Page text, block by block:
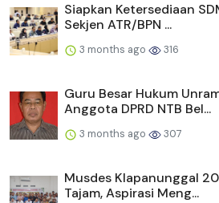
Siapkan Ketersediaan
Sekjen ATR/BPN ...
3 months ago 316
Guru Besar Hukum
Anggota DPRD NTB Bel...
3 months ago 307
Musdes Klapanunggal
Tajam, Aspirasi Meng...